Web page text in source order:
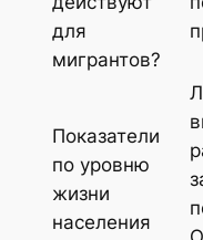
для
мигрантов?
Показатели
по уровню
жизни
населения